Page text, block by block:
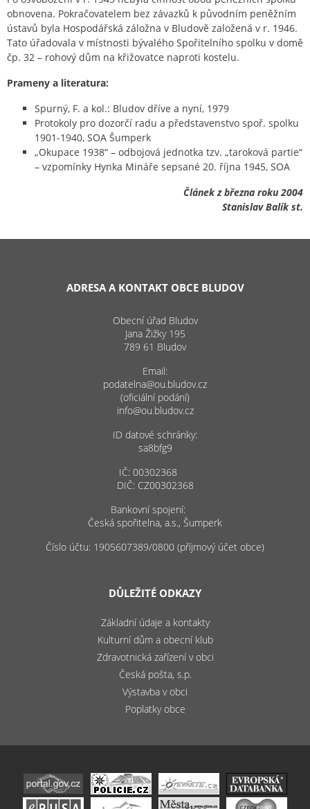
obnovena. Pokračovatelem bez závazků k původním peněžním
ústavů byla Hospodářská záložna v Bludově založená v r. 1946.
Tato úřadovala v místnosti bývalého Spořitelního spolku v domě
čp. 32 – rohový dům na křižovatce naproti kostelu.
Prameny a literatura:
Spurný, F. a kol.: Bludov dříve a nyní, 1979
Protokoly pro dozorčí radu a představenstvo spoř. spolku
1901-1940, SOA Šumperk
„Okupace 1938“ – odbojová jednotka tzv. „taroková partie“
– vzpomínky Hynka Mináře sepsané 20. října 1945, SOA
Článek z března roku 2004
Stanislav Balík st.
ADRESA A KONTAKT OBCE BLUDOV
Obecní úřad Bludov
Jana Žižky 195
789 61 Bludov
Email:
podatelna@ou.bludov.cz
(oficiální podání)
info@ou.bludov.cz
ID datové schránky:
sa8bfg9
IČ: 00302368
DIČ: CZ00302368
Bankovní spojení:
Česká spořitelna, a.s., Šumperk
Číslo účtu: 1905607389/0800 (příjmový účet obce)
DŮLEŽITÉ ODKAZY
Základní údaje a kontakty
Kulturní dům a obecní klub
Zdravotnická zařízení v obci
Česká pošta, s.p.
Výstavba v obci
Poplatky obce